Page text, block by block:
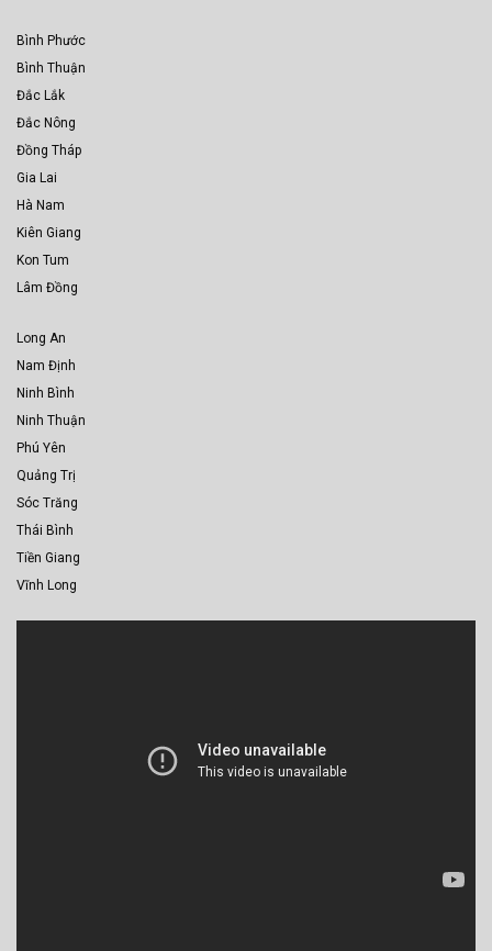
Bình Phước
Bình Thuận
Đắc Lắk
Đắc Nông
Đồng Tháp
Gia Lai
Hà Nam
Kiên Giang
Kon Tum
Lâm Đồng
Long An
Nam Định
Ninh Bình
Ninh Thuận
Phú Yên
Quảng Trị
Sóc Trăng
Thái Bình
Tiền Giang
Vĩnh Long